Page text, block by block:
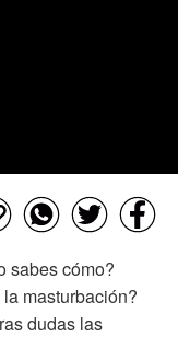
sabes cómo?
masturbación?
dudas las